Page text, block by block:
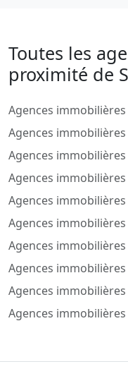
Toutes les
proximité de
Agences
Agences
Agences
Agences
Agences
Agences
Agences immobilières
Agences immobilières
Agences
Agences immobilières